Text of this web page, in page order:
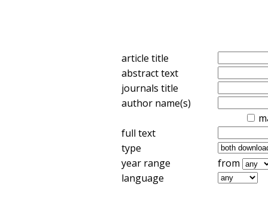
article title
abstract text
journals title
author name(s)
full text
type
year range
from
language